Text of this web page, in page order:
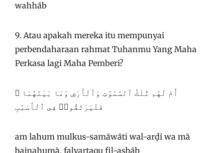
wahhāb
9. Atau apakah mereka itu mempunyai
perbendaharaan rahmat Tuhanmu Yang Maha
Perkasa lagi Maha Pemberi?
أَمْ لَهُم مُّلْكُ ٱلسَّمَٰوَٰتِ وَٱلْأَرْضِ وَمَا بَيْنَهُمَا ۖ
فَلْيَرْتَقُوا۟ فِى ٱلْأَسْبَٰبِ
am lahum mulkus-samāwāti wal-arḍi wa mā
bainahumā, falyartaqụ fil-asbāb